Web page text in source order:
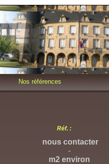
Nos références
Réf. :
nous contacter
-
m2 environ